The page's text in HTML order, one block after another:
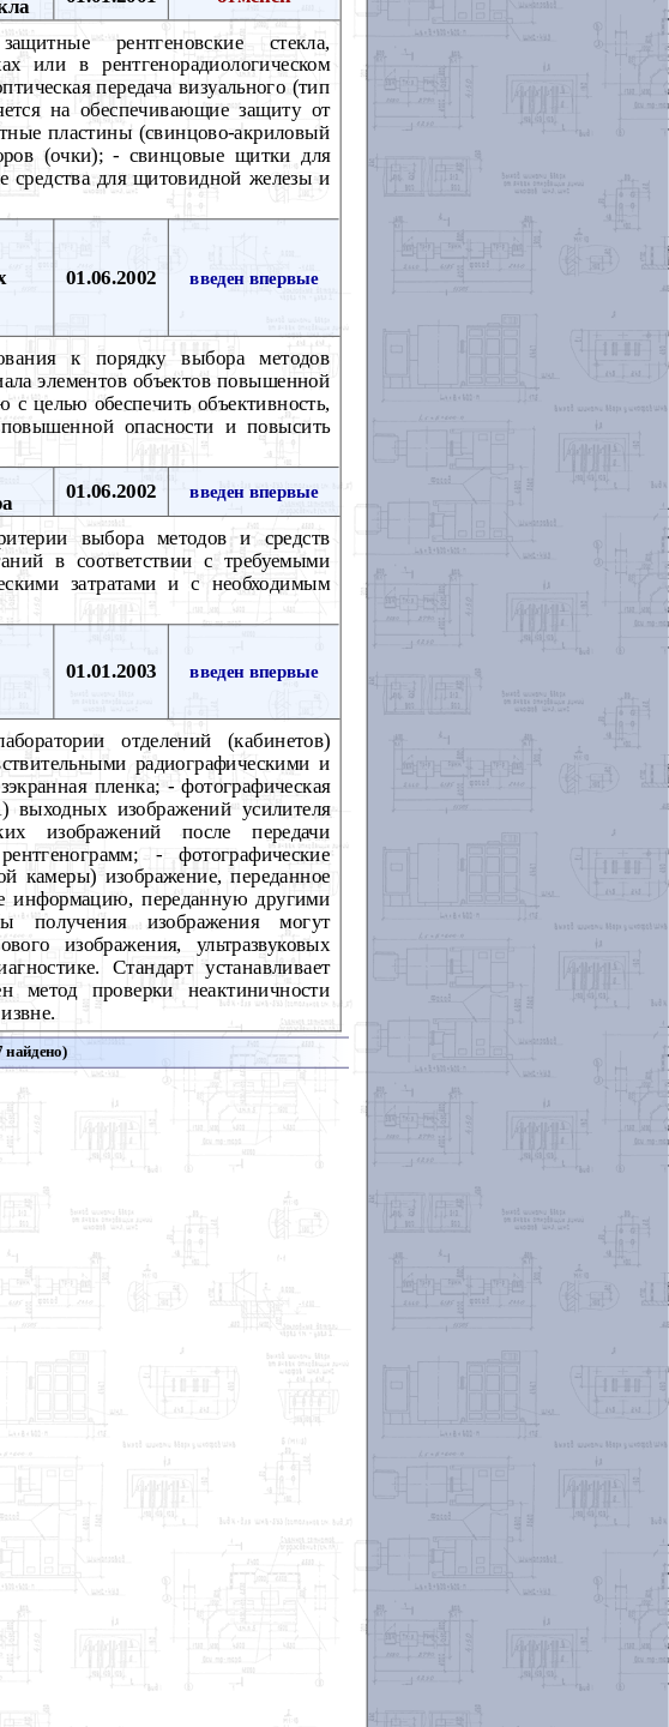
рентгеновские стекла,
или в рентгенорадиологическом
передача визуального (тип
на обеспечивающие защиту от
пластины (свинцово-акриловый
(очки); - свинцовые щитки для
средства для щитовидной железы и
01.06.2002 введен впервые
к порядку выбора методов
элементов объектов повышенной
с целью обеспечить объективность,
повышенной опасности и повысить
01.06.2002 введен впервые
выбора методов и средств
в соответствии с требуемыми
затратами и с необходимым
01.01.2003 введен впервые
отделений (кабинетов)
радиографическими и
пленка; - фотографическая
выходных изображений усилителя
изображений после передачи
- фотографические
камеры) изображение, переданное
информацию, переданную другими
получения изображения могут
изображения, ультразвуковых
Стандарт устанавливает
метод проверки неактиничности
найдено)